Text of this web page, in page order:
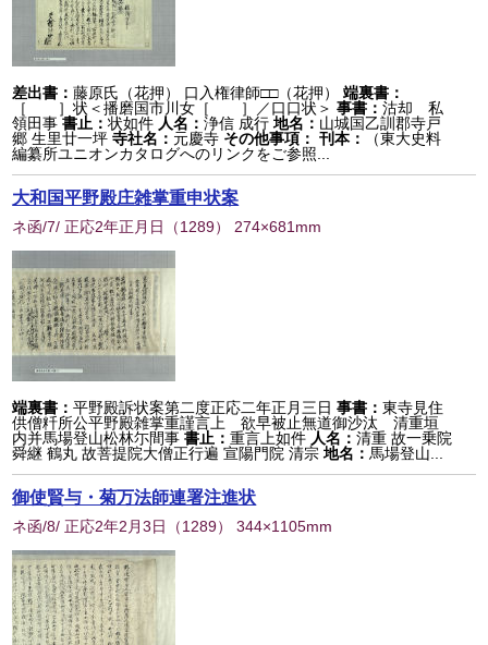
差出書：藤原氏（花押） 口入権律師□□（花押）
端裏書：
［ ］状＜播磨国市川女［ ］／口口状＞事書：沽却 私
領田事 書止：状如件 人名：浄信 成行 地名： 山城国乙訓郡寺戸
郷 生里廿一坪 寺社名： 元慶寺 その他事項： 刊本：
（東大史料
編纂所ユニオンカタログへのリンクをご参照...
大和国平野殿庄雑掌重申状案
ネ函/7/ 正応2年正月日 （1289） 274×681mm
端裏書：平野殿訴状案第二度正応二年正月三日 事書：東寺見住
供僧粁所公平野殿雑掌重謹言上 欲早被止無道御沙汰 清重垣
内并馬場登山松林尓間事 書止：重言上如件 人名：清重 故一乗院
舜継 鶴丸 故菩提院大僧正行遍 宣陽門院 清宗 地名： 馬場登山...
御使賢与・菊万法師連署注進状
ネ函/8/ 正応2年2月3日 （1289） 344×1105mm